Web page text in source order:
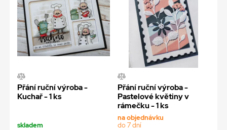
Přání ruční výroba -
Kuchař - 1 ks
skladem
Přání ruční výroba -
Pastelové květiny v
rámečku - 1 ks
na objednávku
do 7 dní